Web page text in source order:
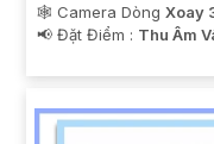
🕸️ Camera Dòng Xoay
️📢 Đặt Điểm : Thu Âm